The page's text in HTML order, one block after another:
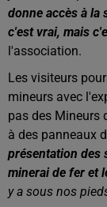
donne accès à la
c'est vrai, mais
l'association.
Les visiteurs
mineurs avec
pas des Mineurs
à des panneaux
présentation des
minerai de fer et
y a sous nos